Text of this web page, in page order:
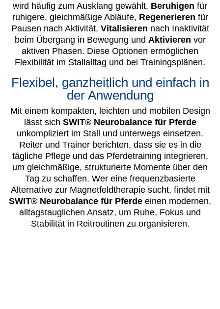
wird häufig zum Ausklang gewählt, Beruhigen für
ruhigere, gleichmäßige Abläufe, Regenerieren für
Pausen nach Aktivität, Vitalisieren nach Inaktivität
beim Übergang in Bewegung und Aktivieren vor
aktiven Phasen. Diese Optionen ermöglichen
Flexibilität im Stallalltag und bei Trainingsplänen.
Flexibel, ganzheitlich und einfach in
der Anwendung
Mit einem kompakten, leichten und mobilen Design
lässt sich SWIT® Neurobalance für Pferde
unkompliziert im Stall und unterwegs einsetzen.
Reiter und Trainer berichten, dass sie es in die
tägliche Pflege und das Pferdetraining integrieren,
um gleichmäßige, strukturierte Momente über den
Tag zu schaffen. Wer eine frequenzbasierte
Alternative zur Magnetfeldtherapie sucht, findet mit
SWIT® Neurobalance für Pferde einen modernen,
alltagstauglichen Ansatz, um Ruhe, Fokus und
Stabilität in Reitroutinen zu organisieren.